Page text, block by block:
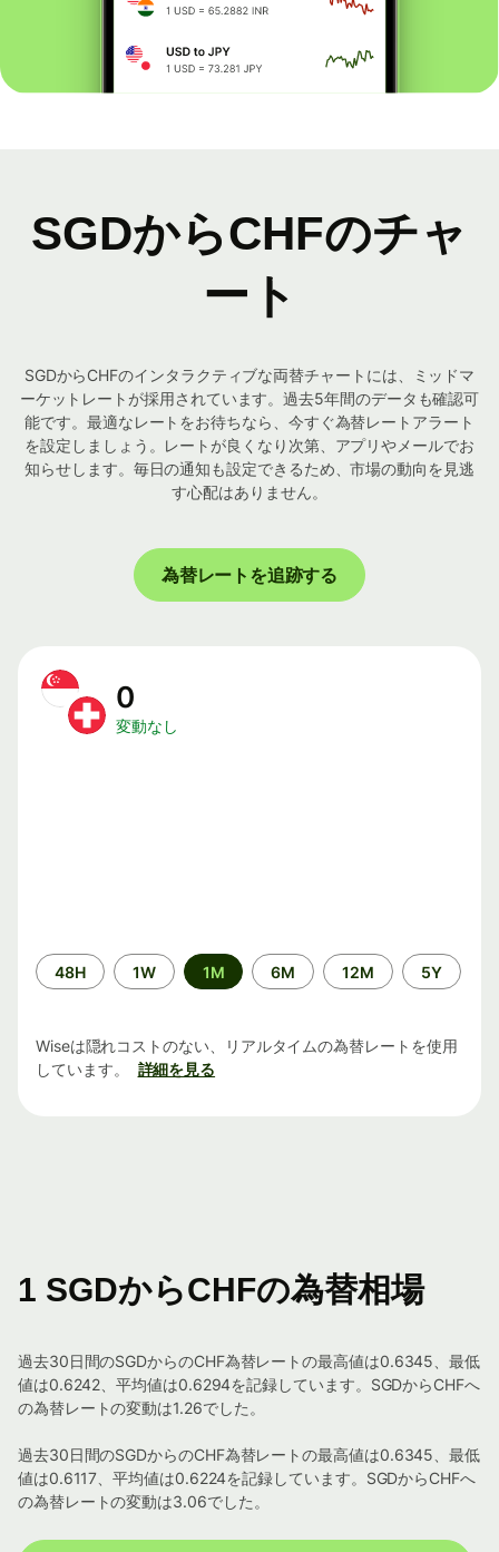
SGDからCHFのチャ
ート
SGDからCHFのインタラクティブな両替チャートには、ミッドマ
ーケットレートが採用されています。過去5年間のデータも確認可
能です。最適なレートをお待ちなら、今すぐ為替レートアラート
を設定しましょう。レートが良くなり次第、アプリやメールでお
知らせします。毎日の通知も設定できるため、市場の動向を見逃
す心配はありません。
為替レートを追跡する
0
変動なし
期
間
48H 1W 1M 6M 12M 5Y
Wiseは隠れコストのない、リアルタイムの為替レートを使用
しています。
詳細を見る
1 SGDからCHFの為替相場
過去30日間のSGDからのCHF為替レートの最高値は0.6345、最低
値は0.6242、平均値は0.6294を記録しています。SGDからCHFへ
の為替レートの変動は1.26でした。
過去30日間のSGDからのCHF為替レートの最高値は0.6345、最低
値は0.6117、平均値は0.6224を記録しています。SGDからCHFへ
の為替レートの変動は3.06でした。